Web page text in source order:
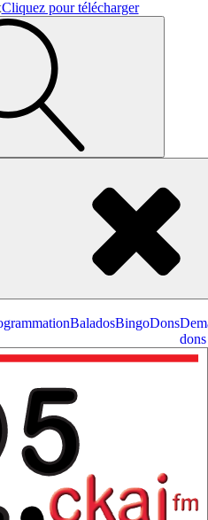
Cliquez pour télécharger
BaladosBingoDons
dons